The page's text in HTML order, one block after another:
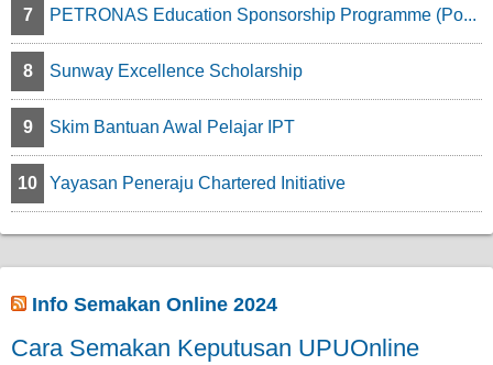
7 PETRONAS Education Sponsorship Programme (Po...
8 Sunway Excellence Scholarship
9 Skim Bantuan Awal Pelajar IPT
10 Yayasan Peneraju Chartered Initiative
Info Semakan Online 2024
Cara Semakan Keputusan UPUOnline